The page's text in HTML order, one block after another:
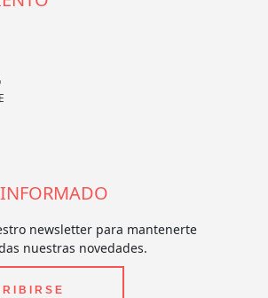
newsletter para mantenerte
nuestras novedades.